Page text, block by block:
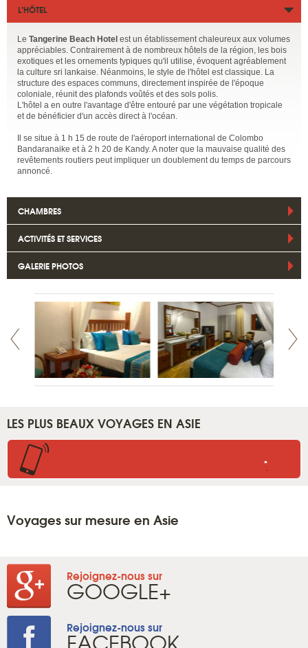
L’HÔTEL
Le Tangerine Beach Hotel est un établissement chaleureux aux volumes
appréciables. Contrairement à de nombreux hôtels de la région, les bois
exotiques et les ornements typiques qu'il utilise, évoquent agréablement
la culture sri lankaise. Néanmoins, le style de l'hôtel est classique. La
structure des espaces communs, directement inspirée de l'époque
coloniale, réunit des plafonds voûtés et des sols polis.
L'hôtel a en outre l'avantage d'être entouré par une végétation tropicale
et de bénéficier d'un accès direct à l'océan.
Il se situe à 1 h 15 de route de l'aéroport international de Colombo
Bandaranaike et à 2 h 20 de Kandy. A noter que la mauvaise qualité des
revêtements routiers peut impliquer un doublement du temps de parcours
annoncé.
CHAMBRES
ACTIVITÉS ET SERVICES
GALERIE PHOTOS
LES PLUS BEAUX VOYAGES EN ASIE
..
Voyages sur mesure en Asie
Rejoignez-nous sur
GOOGLE+
Rejoignez-nous sur